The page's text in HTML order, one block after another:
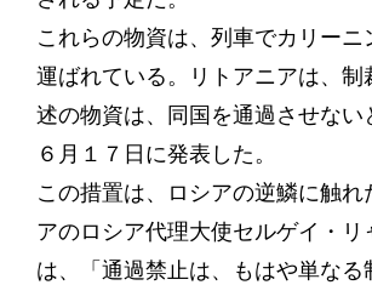
これらの物資は、列車でカリーニ
運ばれている。リトアニアは、制
述の物資は、同国を通過させない
６月１７日に発表した。
この措置は、ロシアの逆鱗に触れ
アのロシア代理大使セルゲイ・リ
は、「通過禁止は、もはや単なる